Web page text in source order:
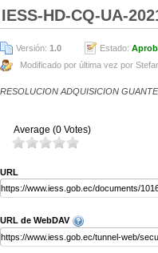
IESS-HD-CQ-UA-
Versión: 1.0 Estado:
Modificado por última vez por
RESOLUCION ADQUISICION
Average (0 Votes)
URL
URL de WebDAV